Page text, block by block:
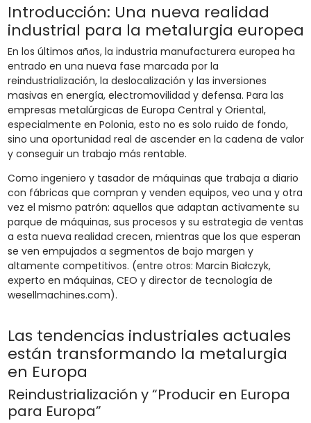
Introducción: Una nueva realidad
industrial para la metalurgia europea
En los últimos años, la industria manufacturera europea ha
entrado en una nueva fase marcada por la
reindustrialización, la deslocalización y las inversiones
masivas en energía, electromovilidad y defensa. Para las
empresas metalúrgicas de Europa Central y Oriental,
especialmente en Polonia, esto no es solo ruido de fondo,
sino una oportunidad real de ascender en la cadena de valor
y conseguir un trabajo más rentable.
Como ingeniero y tasador de máquinas que trabaja a diario
con fábricas que compran y venden equipos, veo una y otra
vez el mismo patrón: aquellos que adaptan activamente su
parque de máquinas, sus procesos y su estrategia de ventas
a esta nueva realidad crecen, mientras que los que esperan
se ven empujados a segmentos de bajo margen y
altamente competitivos. (entre otros: Marcin Białczyk,
experto en máquinas, CEO y director de tecnología de
wesellmachines.com).
Las tendencias industriales actuales
están transformando la metalurgia
en Europa
Reindustrialización y “Producir en Europa
para Europa”